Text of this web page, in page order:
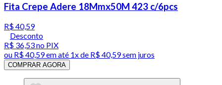
Fita Crepe Adere 18Mmx50M 423 c/6pcs
R$ 40,59
Desconto
R$ 36,53no PIX
ou R$ 40,59em até 1x de R$ 40,59sem juros
COMPRAR AGORA